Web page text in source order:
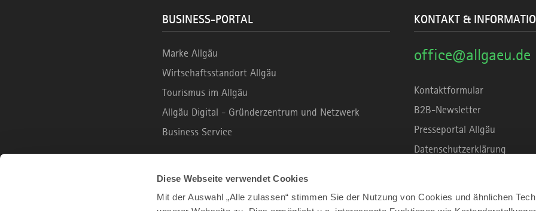
Diese Webseite verwendet Cookies
Mit der Auswahl „Alle zulassen“ stimmen Sie der Nutzung von Cookies und ähnlichen
BUSINESS-PORTAL
Marke Allgäu
Wirtschaftsstandort Allgäu
Tourismus im Allgäu
Allgäu Digital - Gründerzentrum und Netzwerk
Business Service
B2C PORTAL
KONTAKT &
office@allgaeu.de
Kontaktformular
B2B-Newsletter
Presseportal Allgäu
Datenschutzerklärung
Unsere Haltung zu